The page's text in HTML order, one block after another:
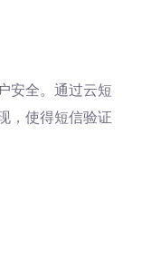
安全。通过云短
，使得短信验证